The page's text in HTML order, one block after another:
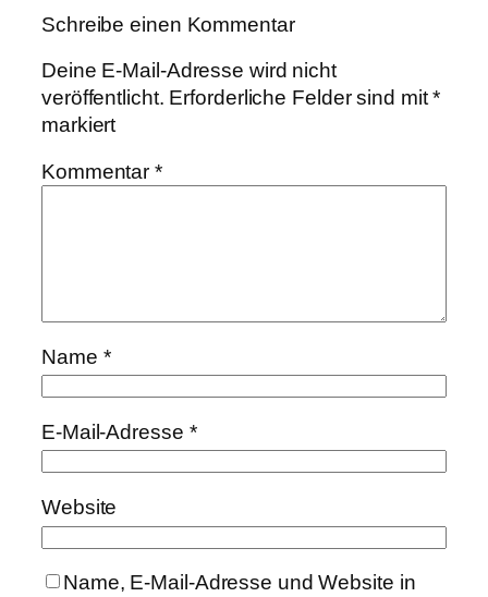
Schreibe einen Kommentar
Deine E-Mail-Adresse wird nicht
veröffentlicht. Erforderliche Felder sind mit*
markiert
Kommentar*
Name *
E-Mail-Adresse *
Website
Name, E-Mail-Adresse und Website in